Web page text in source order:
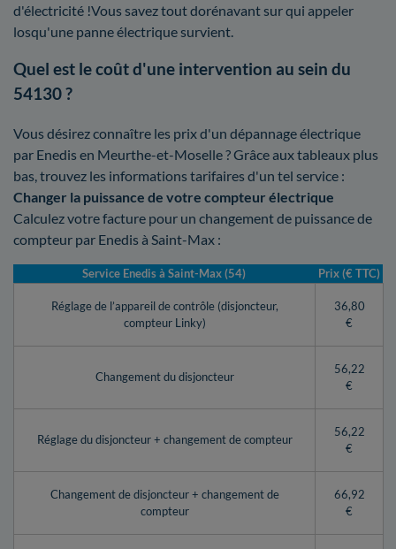
d'électricité !Vous savez tout dorénavant sur qui appeler
losqu'une panne électrique survient.
Quel est le coût d'une intervention au sein du
54130 ?
Vous désirez connaître les prix d'un dépannage électrique
par Enedis en Meurthe-et-Moselle ? Grâce aux tableaux plus
bas, trouvez les informations tarifaires d'un tel service :
Changer la puissance de votre compteur électrique
Calculez votre facture pour un changement de puissance de
compteur par Enedis à Saint-Max :
Service Enedis à Saint-Max (54) Prix (€ TTC)
Réglage de l’appareil de contrôle (disjoncteur,
compteur Linky)
36,80
€
Changement du disjoncteur
56,22
€
Réglage du disjoncteur + changement de compteur
56,22
€
Changement de disjoncteur + changement de
compteur
66,92
€